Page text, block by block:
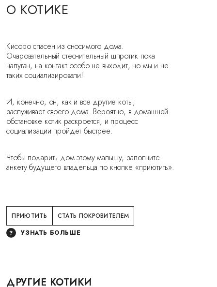
О КОТИКЕ
Кисоро спасен из сносимого дома.
Очаровательный стеснительный шпротик пока
напуган, на контакт особо не выходит, но мы и не
таких социализировали!
И, конечно, он, как и все другие коты,
заслуживает своего дома. Вероятно, в домашней
обстановке котик раскроется, и процесс
социализации пройдет быстрее.
Чтобы подарить дом этому малышу, заполните
анкету будущего владельца по кнопке «приютить».
ПРИЮТИТЬ
СТАТЬ ПОКРОВИТЕЛЕМ
УЗНАТЬ БОЛЬШЕ
ДРУГИЕ КОТИКИ